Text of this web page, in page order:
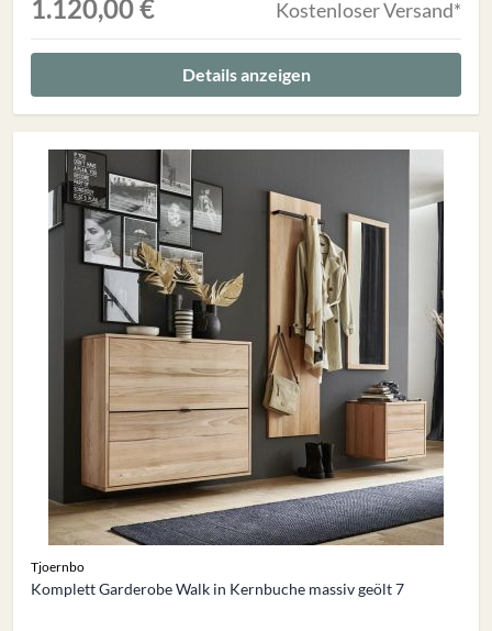
1.120,00 € Kostenloser Versand*
Details anzeigen
Tjoernbo
Komplett Garderobe Walk in Kernbuche massiv geölt 7